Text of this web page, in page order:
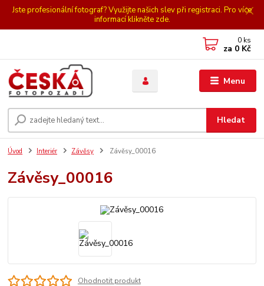
Jste profesionální fotograf? Využijte našich slev při registraci. Pro více
informací klikněte zde.
Menu
Hledat
0 ks
za 0 Kč
Úvod Interiér Závěsy Závěsy_00016
Závěsy_00016
Ohodnotit produkt